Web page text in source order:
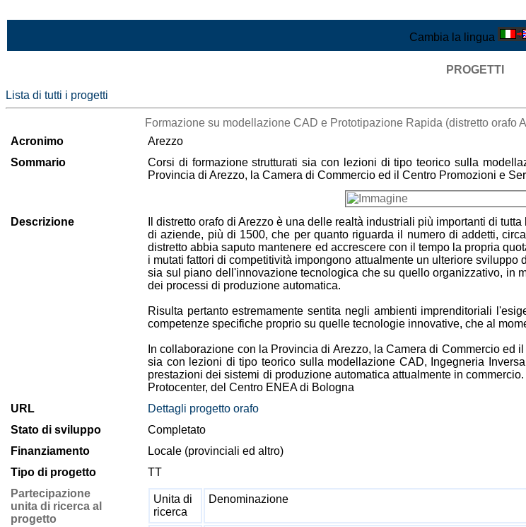
Cambia la lingua
PROGETTI
Lista di tutti i progetti
Formazione su modellazione CAD e Prototipazione Rapida (distretto orafo
Acronimo
Arezzo
Sommario
Corsi di formazione strutturati sia con lezioni di tipo teorico sulla
Provincia di Arezzo, la Camera di Commercio ed il Centro Promozioni e
Descrizione
Il distretto orafo di Arezzo è una delle realtà industriali più importanti di
di aziende, più di 1500, che per quanto riguarda il numero di addetti,
distretto abbia saputo mantenere ed accrescere con il tempo la propria
i mutati fattori di competitività impongono attualmente un ulteriore
sia sul piano dell'innovazione tecnologica che su quello organizzativo, in
dei processi di produzione automatica.
Risulta pertanto estremamente sentita negli ambienti imprenditoriali
competenze specifiche proprio su quelle tecnologie innovative, che al
In collaborazione con la Provincia di Arezzo, la Camera di Commercio
sia con lezioni di tipo teorico sulla modellazione CAD, Ingegneria
prestazioni dei sistemi di produzione automatica attualmente in
Protocenter, del Centro ENEA di Bologna
URL
Dettagli progetto orafo
Stato di sviluppo
Completato
Finanziamento
Locale (provinciali ed altro)
Tipo di progetto
TT
Partecipazione
unita di ricerca al
progetto
Unita di
ricerca
Denominazione